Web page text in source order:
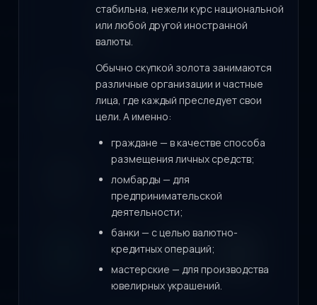
стабильна, нежели курс национальной
или любой другой иностранной
валюты.
Обычно скупкой золота занимаются
различные организации и частные
лица, где каждый преследует свои
цели. А именно:
граждане — в качестве способа
размещения личных средств;
ломбарды — для
предпринимательской
деятельности;
банки — с целью валютно-
кредитных операций;
мастерские — для производства
ювелирных украшений.